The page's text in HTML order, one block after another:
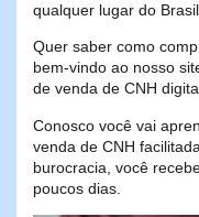
qualquer lugar do Brasil.
Quer saber como
bem-vindo ao nosso
de venda de CNH
Conosco você vai
venda de CNH
burocracia, você
poucos dias.